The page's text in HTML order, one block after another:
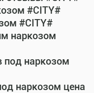
#CITY#
#CITY#
наркозом
под наркозом
наркозом цена